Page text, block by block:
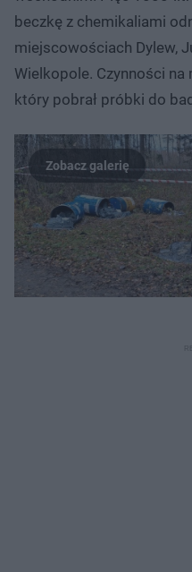
beczkę z chemikaliami
miejscowościach Dylew,
Wielkopole. Czynności na
który pobrał próbki do